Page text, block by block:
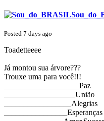
Posted 7 days ago
Toadetteeee
Já montou sua árvore???
Trouxe uma para você!!!
___________________Paz
__________________União
_________________Alegrias
________________Esperanças